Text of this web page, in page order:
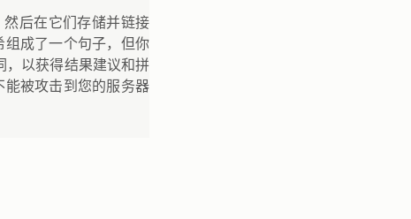
然后在它们存储并链接
组成了一个句子，但你
，以获得结果建议和拼
能被攻击到您的服务器